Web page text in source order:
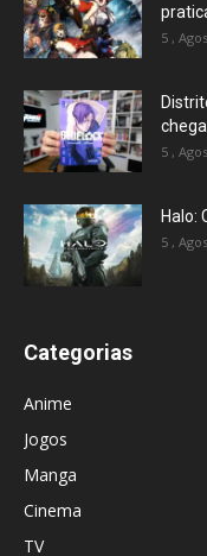
5 ,
5 ,
Halo:
5 ,
Categorias
Anime
Jogos
Manga
Cinema
TV